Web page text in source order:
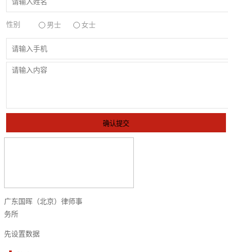
性别 男士 女士
广东国晖（北京）律师事
务所
先设置数据